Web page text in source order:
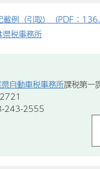
載例（引取）（PDF：
県税事務所
自動車税事務所課税第一
243-2555